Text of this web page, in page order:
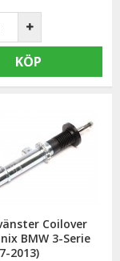
KÖP
Coilover
BMW 3-Serie
2013)